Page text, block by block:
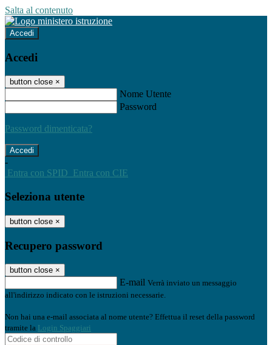
Salta al contenuto
Accedi
Accedi
button close ×
Nome Utente
Password
Password dimenticata?
-
Entra con SPID Entra con CIE
Seleziona utente
button close ×
Recupero password
button close ×
E-mail Verrà inviato un messaggio
all'indirizzo indicato con le istruzioni necessarie.
Non hai una e-mail associata al nome utente? Effettua il reset della password
tramite la Login Spaggiari